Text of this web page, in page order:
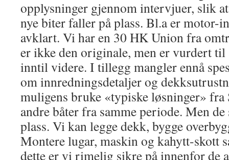
opplysninger gjennom intervjuer, slik
nye biter faller på plass. Bl.a er motor-
avklart. Vi har en 30 HK Union fra
er ikke den originale, men er vurdert til
inntil videre. I tillegg mangler ennå
om innredningsdetaljer og
muligens bruke «typiske løsninger» fra
andre båter fra samme periode. Men
plass. Vi kan legge dekk, bygge
Montere lugar, maskin og kahytt-skott
dette er vi rimelig sikre på innenfor de